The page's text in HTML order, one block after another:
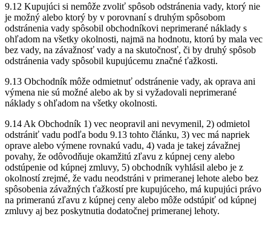
9.12 Kupujúci si nemôže zvoliť spôsob odstránenia vady, ktorý nie
je možný alebo ktorý by v porovnaní s druhým spôsobom
odstránenia vady spôsobil obchodníkovi neprimerané náklady s
ohľadom na všetky okolnosti, najmä na hodnotu, ktorú by mala vec
bez vady, na závažnosť vady a na skutočnosť, či by druhý spôsob
odstránenia vady spôsobil kupujúcemu značné ťažkosti.
9.13 Obchodník môže odmietnuť odstránenie vady, ak oprava ani
výmena nie sú možné alebo ak by si vyžadovali neprimerané
náklady s ohľadom na všetky okolnosti.
9.14 Ak Obchodník 1) vec neopravil ani nevymenil, 2) odmietol
odstrániť vadu podľa bodu 9.13 tohto článku, 3) vec má napriek
oprave alebo výmene rovnakú vadu, 4) vada je takej závažnej
povahy, že odôvodňuje okamžitú zľavu z kúpnej ceny alebo
odstúpenie od kúpnej zmluvy, 5) obchodník vyhlásil alebo je z
okolností zrejmé, že vadu neodstráni v primeranej lehote alebo bez
spôsobenia závažných ťažkostí pre kupujúceho, má kupujúci právo
na primeranú zľavu z kúpnej ceny alebo môže odstúpiť od kúpnej
zmluvy aj bez poskytnutia dodatočnej primeranej lehoty.